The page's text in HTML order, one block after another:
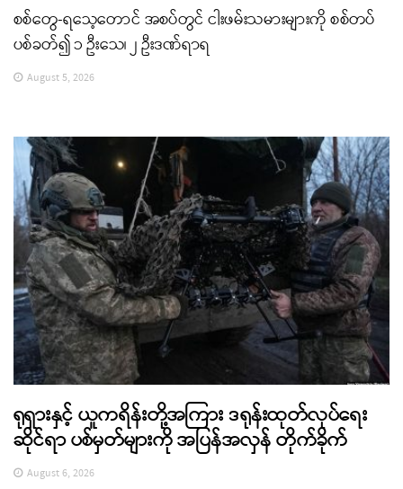
စစ်တွေ-ရသေ့တောင် အစပ်တွင် ငါးဖမ်းသမားများကို စစ်တပ်
ပစ်ခတ်၍ ၁ ဦးသေ၊ ၂ ဦးဒဏ်ရာရ
August 5, 2026
ရုရှားနှင့် ယူကရိန်းတို့အကြား ဒရုန်းထုတ်လုပ်ရေး
ဆိုင်ရာ ပစ်မှတ်များကို အပြန်အလှန် တိုက်ခိုက်
August 6, 2026